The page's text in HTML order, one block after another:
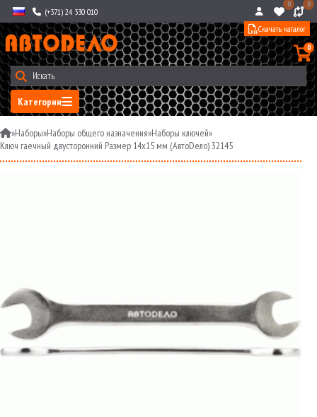
(+371) 24 330 010
0 0
Категории
0
Скачать каталог
»Наборы»Наборы общего назначения»Наборы ключей»
Ключ гаечный двусторонний Размер 14x15 мм (АвтоDело) 32145